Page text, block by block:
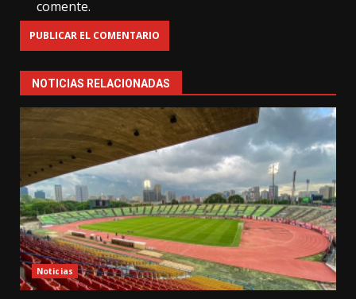
comente.
NOTICIAS RELACIONADAS
Noticias